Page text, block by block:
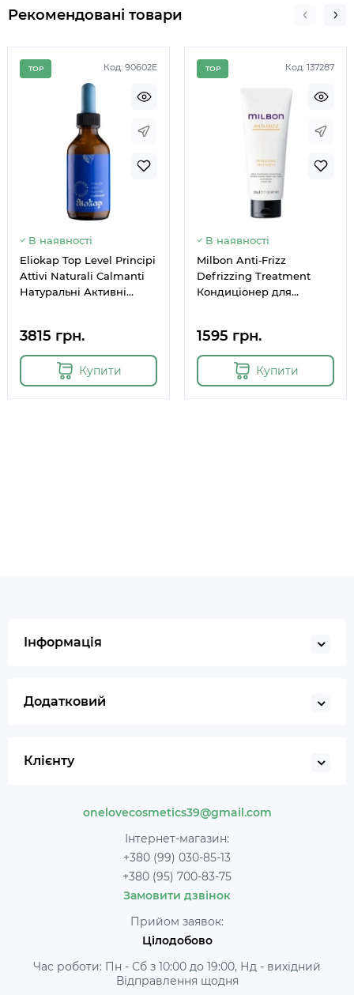
Рекомендовані товари
Код: 90602E
TOP
Немає в наявності
В наявності
Eliokap Top Level Principi
Attivi Naturali Calmanti
Натуральні Активні
3815 грн.
Купити
Код: 137287
TOP
Немає
В наявності
Milbon Anti‑Frizz
Defrizzing Treatment
Кондиціонер для
г
1595 грн.
Купити
Інформація
Додатковий
Клієнту
onelovecosmetics39@gmail.com
Інтернет-магазин:
+380 (99) 030-85-13
+380 (95) 700-83-75
Замовити дзвінок
Прийом заявок:
Цілодобово
Час роботи: Пн - Сб з 10:00 до 19:00, Нд - вихідний
Відправлення щодня